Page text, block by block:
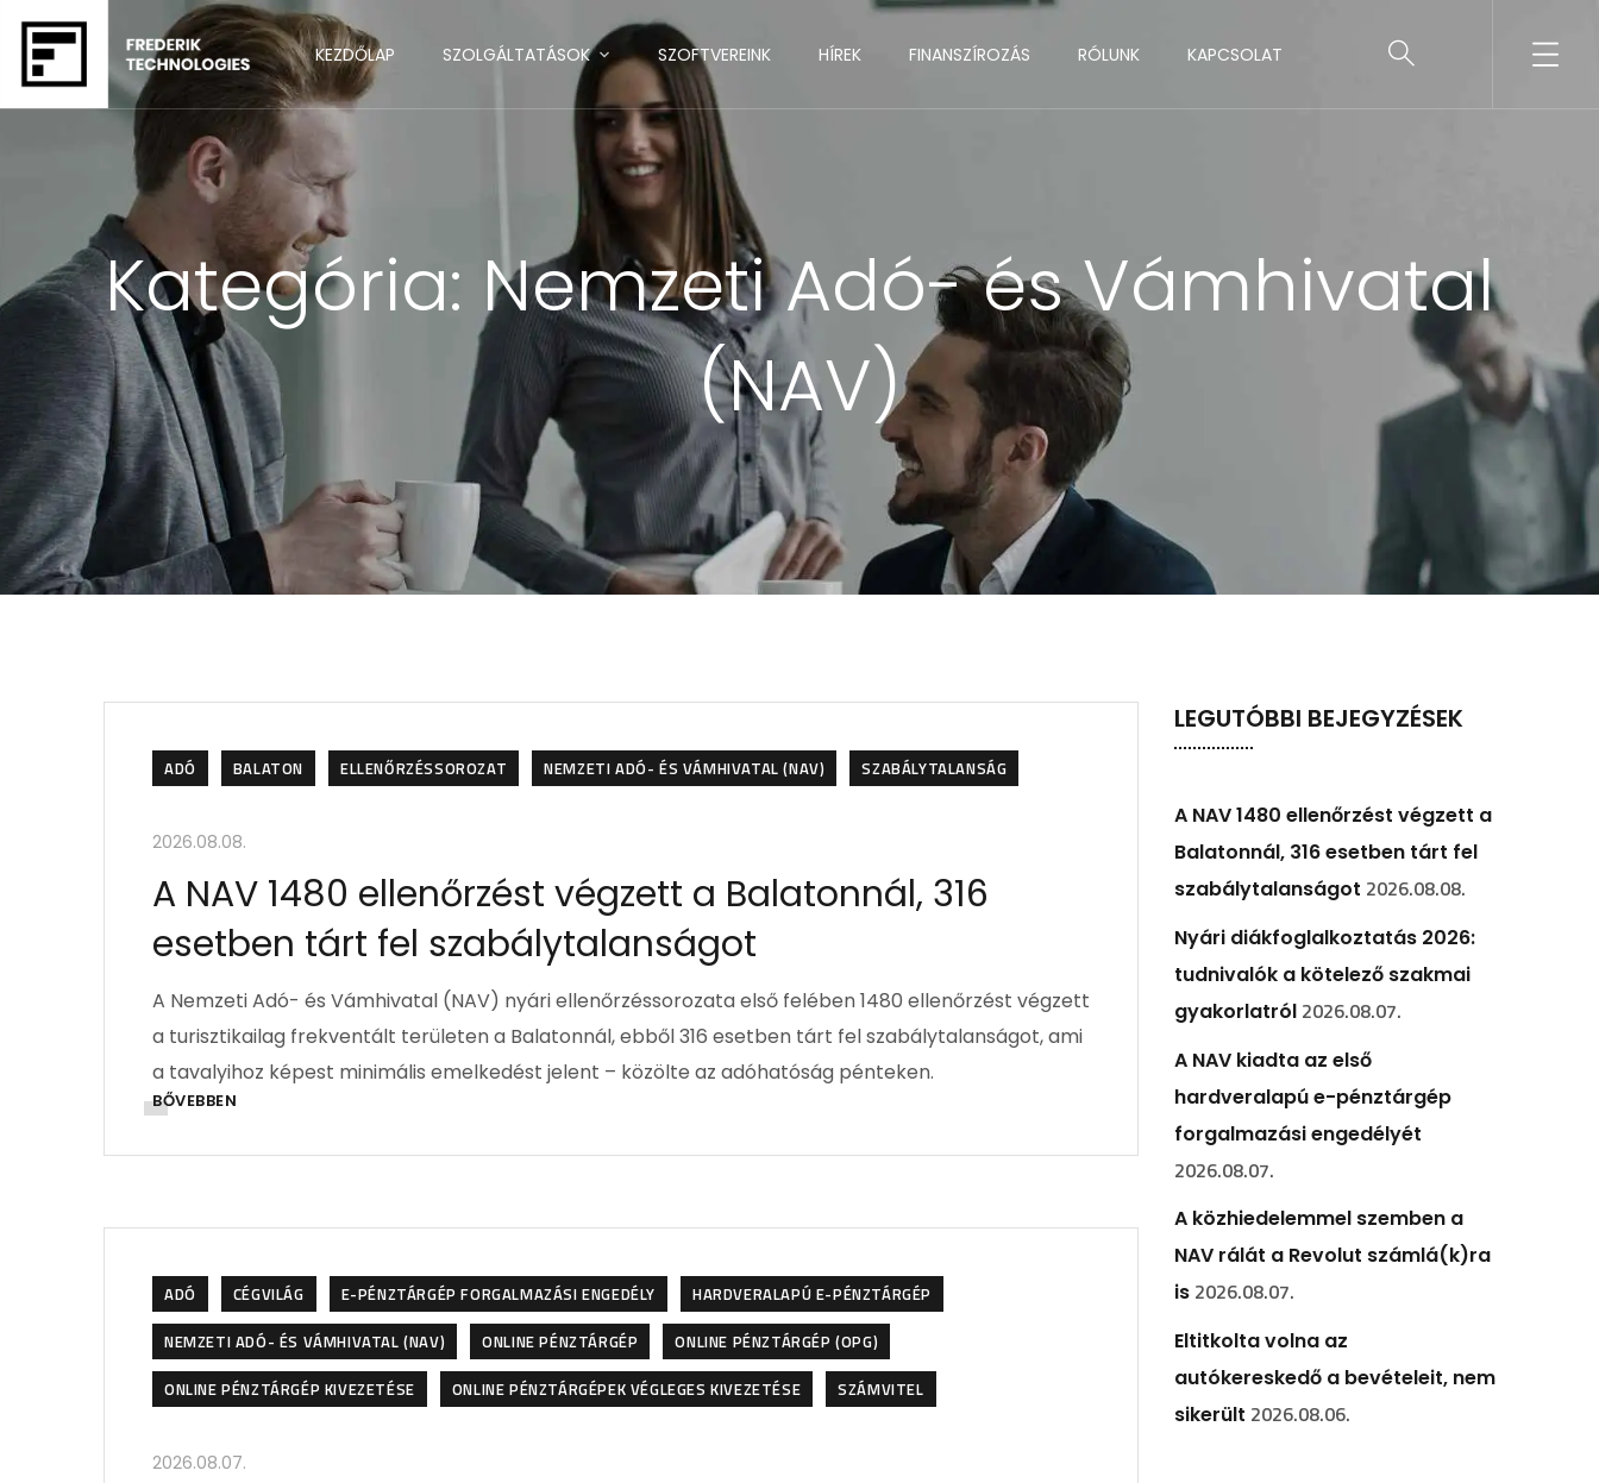
KEZDŐLAP SZOLGÁLTATÁSOK SZOFTVEREINK HÍREK FINANSZÍROZÁS RÓLUNK KAPCSOLAT
Kategória: Nemzeti Adó- és Vámhivatal
(NAV)
ADÓ BALATON ELLENŐRZÉSSOROZAT NEMZETI ADÓ- ÉS VÁMHIVATAL (NAV) SZABÁLYTALANSÁG
2026.08.08.
A NAV 1480 ellenőrzést végzett a Balatonnál, 316
esetben tárt fel szabálytalanságot
A Nemzeti Adó- és Vámhivatal (NAV) nyári ellenőrzéssorozata első felében 1480 ellenőrzést végzett
a turisztikailag frekventált területen a Balatonnál, ebből 316 esetben tárt fel szabálytalanságot, ami
a tavalyihoz képest minimális emelkedést jelent – közölte az adóhatóság pénteken.
BŐVEBBEN
ADÓ CÉGVILÁG E-PÉNZTÁRGÉP FORGALMAZÁSI ENGEDÉLY
HARDVERALAPÚ E-PÉNZTÁRGÉP
NEMZETI ADÓ- ÉS VÁMHIVATAL (NAV)
ONLINE PÉNZTÁRGÉP
ONLINE PÉNZTÁRGÉP (OPG)
ONLINE PÉNZTÁRGÉP KIVEZETÉSE
ONLINE PÉNZTÁRGÉPEK VÉGLEGES KIVEZETÉSE SZÁMVITEL
2026.08.07.
LEGUTÓBBI BEJEGYZÉSEK
A NAV 1480 ellenőrzést végzett a
Balatonnál, 316 esetben tárt fel
szabálytalanságot 2026.08.08.
Nyári diákfoglalkoztatás 2026:
tudnivalók a kötelező szakmai
gyakorlatról 2026.08.07.
A NAV kiadta az első
hardveralapú e-pénztárgép
forgalmazási engedélyét
2026.08.07.
A közhiedelemmel szemben a
NAV rálát a Revolut számlá(k)ra
is 2026.08.07.
Eltitkolta volna az
autókereskedő a bevételeit, nem
sikerült 2026.08.06.